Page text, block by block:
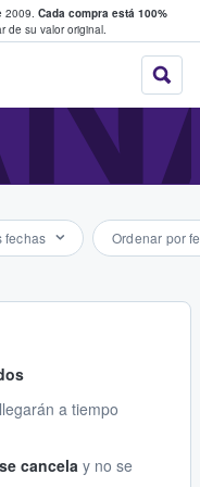
2009. Cada compra está 100%
de su valor original.
StubHub: donde
boletos
fechas Ordenar por
a tiempo
cancela y no se